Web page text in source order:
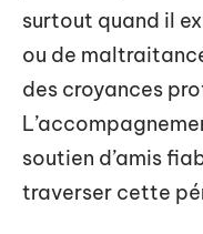
surtout quand il
ou de
des croyances
soutien d’amis
traverser cette